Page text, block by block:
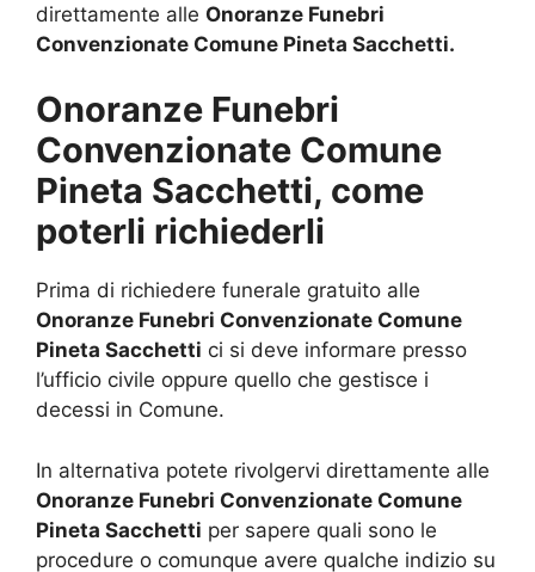
direttamente alle Onoranze Funebri
Convenzionate Comune Pineta Sacchetti.
Onoranze Funebri
Convenzionate Comune
Pineta Sacchetti, come
poterli richiederli
Prima di richiedere funerale gratuito alle
Onoranze Funebri Convenzionate Comune
Pineta Sacchetti ci si deve informare presso
l’ufficio civile oppure quello che gestisce i
decessi in Comune.
In alternativa potete rivolgervi direttamente alle
Onoranze Funebri Convenzionate Comune
Pineta Sacchetti per sapere quali sono le
procedure o comunque avere qualche indizio su